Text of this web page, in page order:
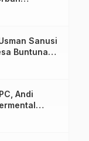
Sanusi
Buntuna
Andi